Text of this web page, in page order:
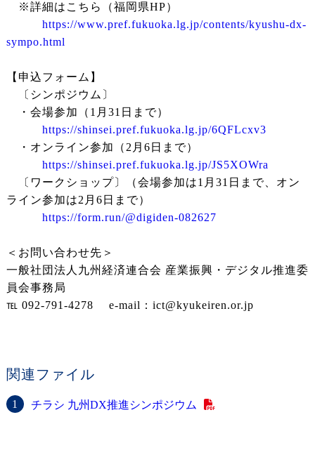
※詳細はこちら（福岡県HP）
https://www.pref.fukuoka.lg.jp/contents/kyushu-dx-
sympo.html
【申込フォーム】
〔シンポジウム〕
・会場参加（1月31日まで）
https://shinsei.pref.fukuoka.lg.jp/6QFLcxv3
・オンライン参加（2月6日まで）
https://shinsei.pref.fukuoka.lg.jp/JS5XOWra
〔ワークショップ〕（会場参加は1月31日まで、オン
ライン参加は2月6日まで）
https://form.run/@digiden-082627
＜お問い合わせ先＞
一般社団法人九州経済連合会 産業振興・デジタル推進委
員会事務局
℡ 092-791-4278 e-mail：ict@kyukeiren.or.jp
関連ファイル
チラシ 九州DX推進シンポジウム